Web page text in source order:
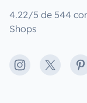
4.22/5 de 544
Shops
Instagram
X